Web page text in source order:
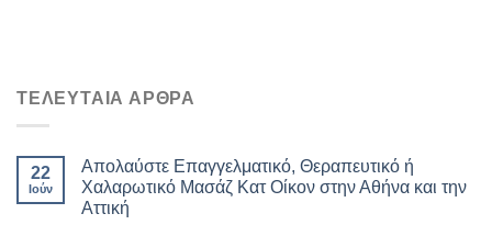
ΤΕΛΕΥΤΑΙΑ ΑΡΘΡΑ
22
Ιούν
Απολαύστε Επαγγελματικό, Θεραπευτικό ή
Χαλαρωτικό Μασάζ Κατ Οίκον στην Αθήνα και την
Αττική